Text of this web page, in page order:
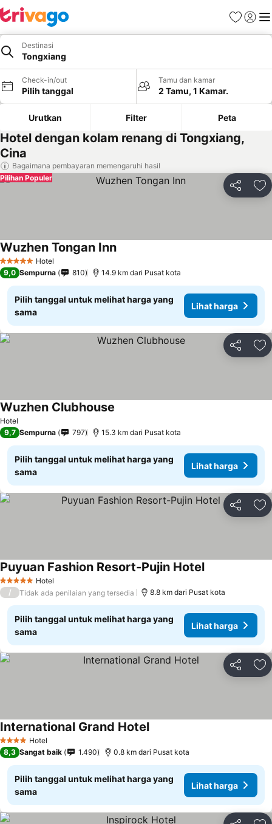
FavoritLogin
Destinasi
Tongxiang
Check-in/out
Pilih tanggal
Tamu dan kamar
2 Tamu, 1 Kamar.
Urutkan Filter Peta
Hotel dengan kolam renang di Tongxiang,
Cina
Bagaimana pembayaran memengaruhi hasil
Bagikan
Pilihan Populer
5 Bintang Hotel
Wuzhen Tongan Inn
9,0 Sempurna 810 14.9 km dari Pusat kota
Pilih tanggal untuk melihat harga yang
sama
Lihat harga
Bagikan
Hotel
Wuzhen Clubhouse
9,7 Sempurna 797 15.3 km dari Pusat kota
Pilih tanggal untuk melihat harga yang
sama
Lihat harga
Bagikan
5 Bintang Hotel
Puyuan Fashion Resort-Pujin Hotel
/ Tidak ada penilaian yang tersedia 8.8 km dari Pusat kota
Pilih tanggal untuk melihat harga yang
sama
Lihat harga
Bagikan
4 BintangHotel
International Grand Hotel
8,3 Sangat baik 1.490 0.8 km dari Pusat kota
Pilih tanggal untuk melihat harga yang
sama
Lihat harga